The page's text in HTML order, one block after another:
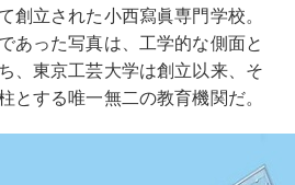
創立された小西寫眞専門学校。
あった写真は、工学的な側面と
、東京工芸大学は創立以来、そ
とする唯一無二の教育機関だ。